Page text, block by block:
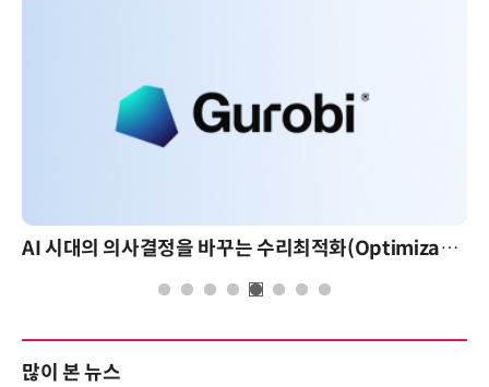
AI 시대의 의사결정을 바꾸는 수리최적화(Optimization): 실제 산업 적용 사례와 활용 전략
많이 본 뉴스